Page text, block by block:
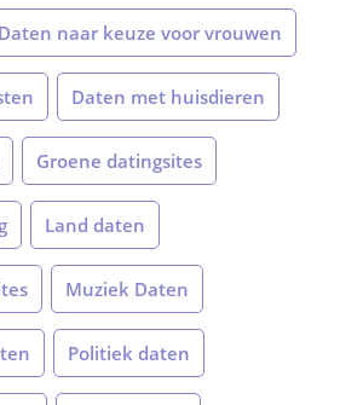
Daten naar keuze voor vrouwen
Daten met huisdieren
Groene datingsites
Land daten
Muziek Daten
Politiek daten